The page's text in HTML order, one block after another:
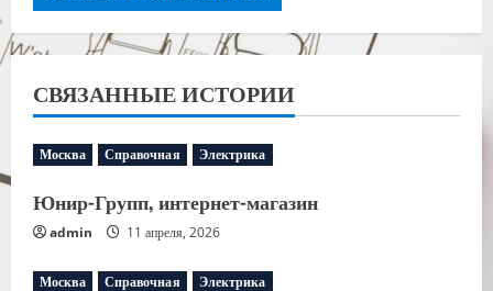
СВЯЗАННЫЕ ИСТОРИИ
Москва Справочная Электрика
Юнир-Групп, интернет-магазин
admin 11 апреля, 2026
Москва Справочная Электрика